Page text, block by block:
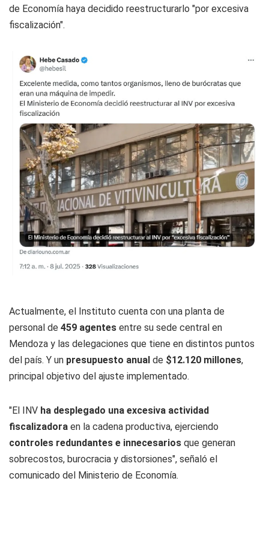
de Economía haya decidido reestructurarlo "por excesiva
fiscalización".
Actualmente, el Instituto cuenta con una planta de
personal de 459 agentes entre su sede central en
Mendoza y las delegaciones que tiene en distintos puntos
del país. Y un presupuesto anual de $12.120 millones,
principal objetivo del ajuste implementado.
"El INV ha desplegado una excesiva actividad
fiscalizadora en la cadena productiva, ejerciendo
controles redundantes e innecesarios que generan
sobrecostos, burocracia y distorsiones", señaló el
comunicado del Ministerio de Economía.